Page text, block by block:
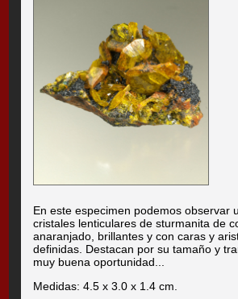
En este especimen podemos observar
cristales lenticulares de sturmanita de
anaranjado, brillantes y con caras y
definidas. Destacan por su tamaño y
muy buena oportunidad...
Medidas: 4.5 x 3.0 x 1.4 cm.